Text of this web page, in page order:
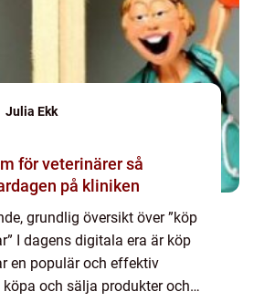
Julia Ekk
för veterinärer så
på kliniken
grundlig översikt över ”köp
I dagens digitala era är köp
en populär och effektiv
och sälja produkter och